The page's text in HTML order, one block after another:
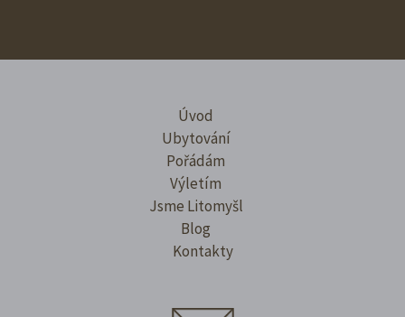
Úvod
Ubytování
Pořádám
Výletím
Jsme Litomyšl
Blog
Kontakty